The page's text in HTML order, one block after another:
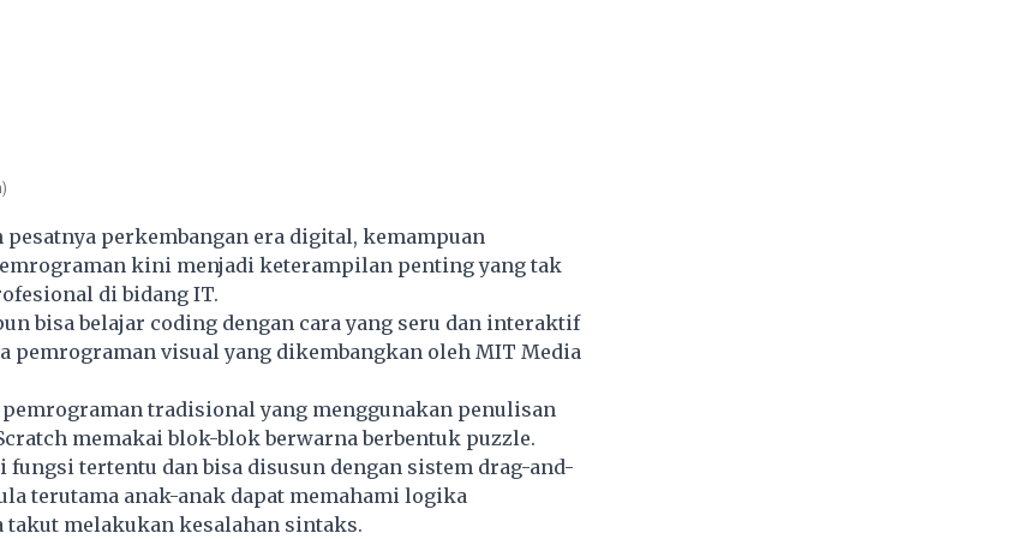
pesatnya perkembangan era digital, kemampuan
kini menjadi keterampilan penting yang tak
di bidang IT.
bisa belajar coding dengan cara yang seru dan interaktif
pemrograman visual yang dikembangkan oleh MIT Media
pemrograman tradisional yang menggunakan penulisan
memakai blok-blok berwarna berbentuk puzzle.
tertentu dan bisa disusun dengan sistem drag-and-
terutama anak-anak dapat memahami logika
takut melakukan kesalahan sintaks.